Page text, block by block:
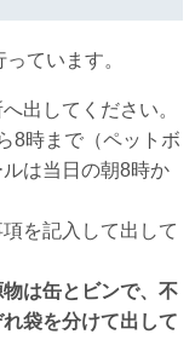
ています。
出してください。
8時まで（ペットボ
は当日の朝8時か
を記入して出して
は缶とビンで、不
袋を分けて出して